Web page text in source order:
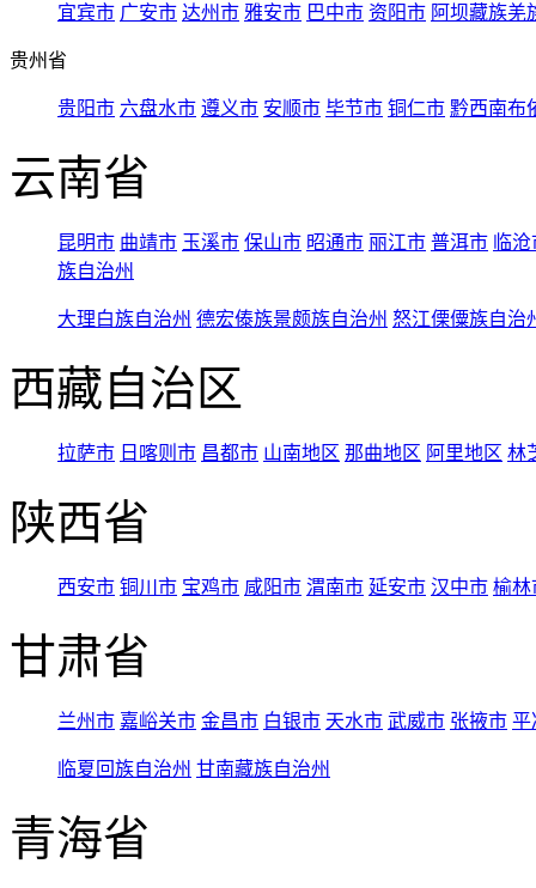
宜宾市 广安市 达州市 雅安市 巴中市 资阳市 阿坝藏族羌
贵州省
贵阳市 六盘水市 遵义市 安顺市 毕节市 铜仁市 黔西南布
云南省
昆明市 曲靖市 玉溪市 保山市 昭通市 丽江市 普洱市 临
族自治州
大理白族自治州 德宏傣族景颇族自治州 怒江傈僳族自治
西藏自治区
拉萨市 日喀则市 昌都市 山南地区 那曲地区 阿里地区 林
陕西省
西安市 铜川市 宝鸡市 咸阳市 渭南市 延安市 汉中市 榆林
甘肃省
兰州市 嘉峪关市 金昌市 白银市 天水市 武威市 张掖市 平
临夏回族自治州 甘南藏族自治州
青海省